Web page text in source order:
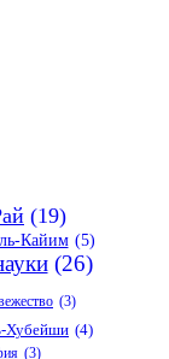
(19)
Кайим (5)
(26)
(3)
Хубейши (4)
(3)